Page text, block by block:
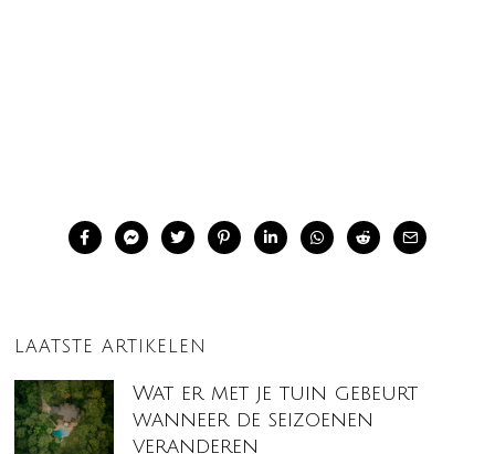
LAATSTE ARTIKELEN
Wat er met je tuin gebeurt
wanneer de seizoenen
veranderen